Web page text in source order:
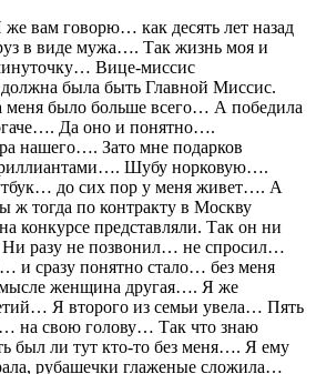
вам говорю… как десять лет назад
в виде мужа…. Так жизнь моя и
Вице-миссис
была быть Главной Миссис.
меня было больше всего… А победила
Да оно и понятно….
нашего…. Зато мне подарков
Шубу норковую….
до сих пор у меня живет…. А
тогда по контракту в Москву
конкурсе представляли. Так он ни
Ни разу не позвонил… не спросил…
сразу понятно стало… без меня
женщина другая…. Я же
Я второго из семьи увела… Пять
на свою голову… Так что знаю
был ли тут кто-то без меня…. Я ему
рубашечки глаженые сложила…